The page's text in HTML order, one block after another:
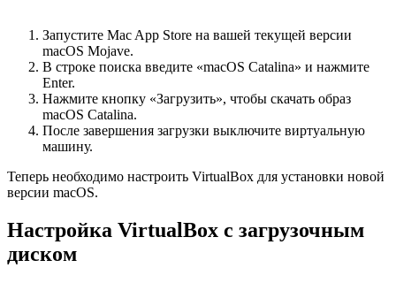
Запустите Mac App Store на вашей текущей версии
macOS Mojave.
В строке поиска введите «macOS Catalina» и нажмите
Enter.
Нажмите кнопку «Загрузить», чтобы скачать образ
macOS Catalina.
После завершения загрузки выключите виртуальную
машину.
Теперь необходимо настроить VirtualBox для установки новой
версии macOS.
Настройка VirtualBox с загрузочным
диском